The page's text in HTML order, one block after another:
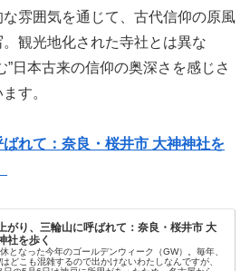
雰囲気を通じて、古代信仰の原風
観光地化された寺社とは異な
”日本古来の信仰の奥深さを感じさ
す。
れて：奈良・桜井市 大神神社を
がり、三輪山に呼ばれて：奈良・桜井市 大
社を歩く
となった今年のゴールデンウィーク（GW）。毎年、
どこも混雑するので出かけないわたしなんですが、